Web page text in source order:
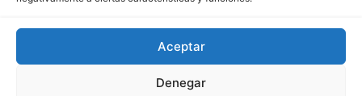
Aceptar
Denegar